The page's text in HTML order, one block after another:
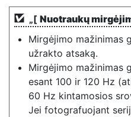
„[ Nuotraukų
Mirgėjimo mažinimas
užrakto atsaką.
Mirgėjimo mažinimas
esant 100 ir 120 Hz
60 Hz kintamosios
Jei fotografuojant